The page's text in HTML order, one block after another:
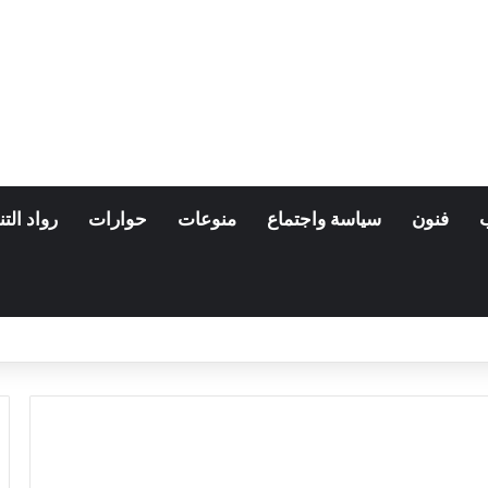
فنون سياسة واجتماع منوعات حوارات رواد